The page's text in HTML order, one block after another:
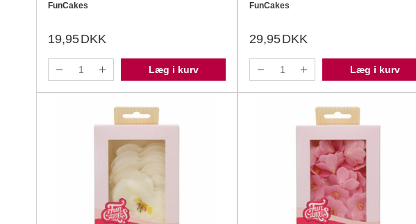
FunCakes
19,95DKK
Læg i kurv
FunCakes
29,95DKK
Læg i kurv